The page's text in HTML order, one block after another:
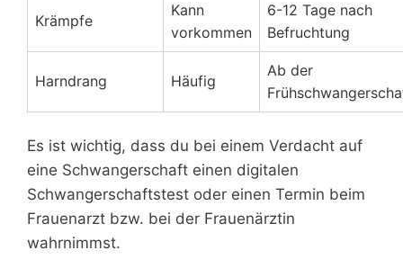
Krämpfe
Kann
vorkommen
6-12 Tage nach
Befruchtung
Harndrang Häufig
Ab der
Es ist wichtig, dass du bei einem Verdacht auf
eine Schwangerschaft einen digitalen
Schwangerschaftstest oder einen Termin beim
Frauenarzt bzw. bei der Frauenärztin
wahrnimmst.